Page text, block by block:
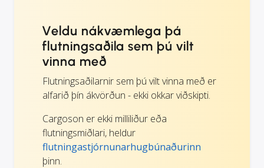
Veldu nákvæmlega þá
flutningsaðila sem þú vilt
vinna með
Flutningsaðilarnir sem þú vilt vinna með er
alfarið þín ákvörðun - ekki okkar viðskipti.
Cargoson er ekki milliliður eða
flutningsmiðlari, heldur
flutningastjórnunarhugbúnaðurinn
þinn.